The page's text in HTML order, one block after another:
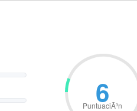
6
PuntuaciÃ³n